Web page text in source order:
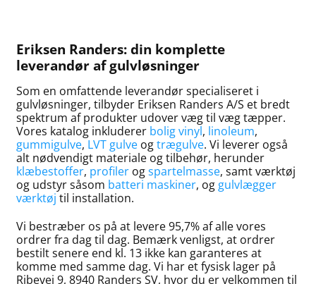
Eriksen Randers: din komplette
leverandør af gulvløsninger
Som en omfattende leverandør specialiseret i
gulvløsninger, tilbyder Eriksen Randers A/S et bredt
spektrum af produkter udover væg til væg tæpper.
Vores katalog inkluderer bolig vinyl, linoleum,
gummigulve, LVT gulve ogtrægulve. Vi leverer også
alt nødvendigt materiale og tilbehør, herunder
klæbestoffer, profiler ogspartelmasse, samt værktøj
og udstyr såsom batteri maskiner, og gulvlægger
værktøj til installation.
Vi bestræber os på at levere 95,7% af alle vores
ordrer fra dag til dag. Bemærk venligst, at ordrer
bestilt senere end kl. 13 ikke kan garanteres at
komme med samme dag. Vi har et fysisk lager på
Ribevej 9, 8940 Randers SV, hvor du er velkommen til